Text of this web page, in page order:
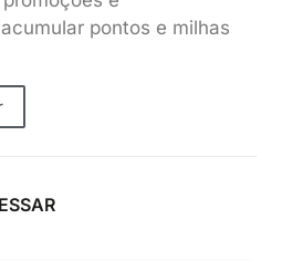
pontos e milhas